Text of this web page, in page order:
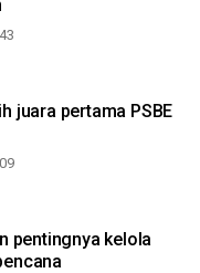
juara pertama PSBE
pentingnya kelola